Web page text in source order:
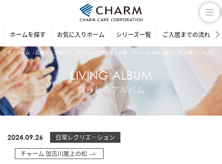
ホームを探す お気に入りホーム シリーズ一覧 ご入居までの流れ
老人ホーム 兵庫県 加古川市 チャーム 加古川尾上の松 チャーム 加古川尾上の松 の暮らしのアルバ
LIVING ALBUM
暮らしのアルバム
2024.09.26
日常レクリエ―ション
チャーム 加古川尾上の松